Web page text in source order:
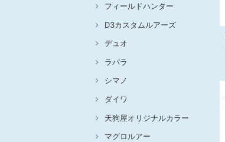
フィールドハンター
D3カスタムルアーズ
デュオ
ラパラ
シマノ
ダイワ
天狗屋オリジナルカラー
マグロルアー